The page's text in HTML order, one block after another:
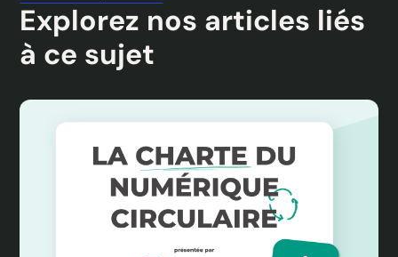
Explorez nos articles liés
à ce sujet